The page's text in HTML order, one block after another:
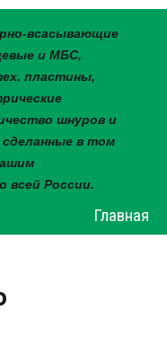
всасывающие
и МБС,
пластины,
шнуров и
в том
всей России.
Главная